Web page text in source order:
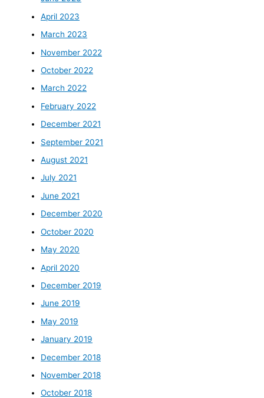
April 2023
March 2023
November 2022
October 2022
March 2022
February 2022
December 2021
September 2021
August 2021
July 2021
June 2021
December 2020
October 2020
May 2020
April 2020
December 2019
June 2019
May 2019
January 2019
December 2018
November 2018
October 2018